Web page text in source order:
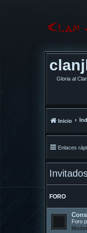
Gloria al
Inicio
Enlaces
FORO
Foro